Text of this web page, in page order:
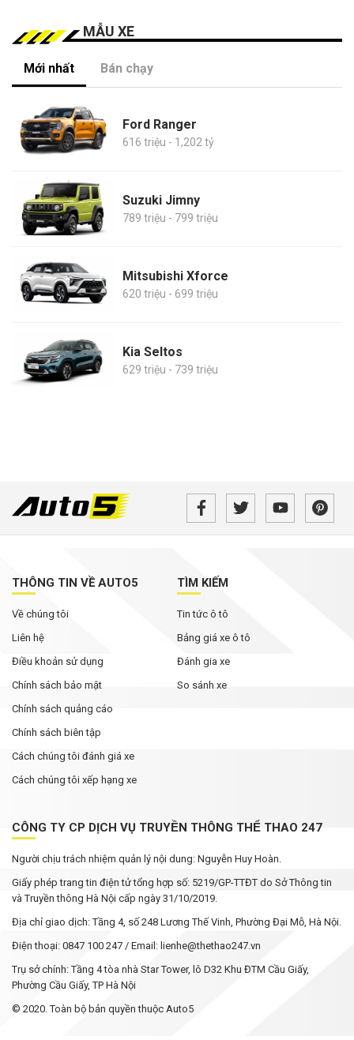
MẪU XE
Mới nhất Bán chạy
Ford Ranger
616 triệu - 1,202 tỷ
Suzuki Jimny
789 triệu - 799 triệu
Mitsubishi Xforce
620 triệu - 699 triệu
Kia Seltos
629 triệu - 739 triệu
THÔNG TIN VỀ AUTO5
Về chúng tôi
Liên hệ
Điều khoản sử dụng
Chính sách bảo mật
Chính sách quảng cáo
Chính sách biên tập
Cách chúng tôi đánh giá xe
Cách chúng tôi xếp hạng xe
TÌM KIẾM
Tin tức ô tô
Bảng giá xe ô tô
Đánh gia xe
So sánh xe
CÔNG TY CP DỊCH VỤ TRUYỀN THÔNG THỂ THAO 247
Người chịu trách nhiệm quản lý nội dung: Nguyễn Huy Hoàn.
Giấy phép trang tin điện tử tổng hợp số: 5219/GP-TTĐT do Sở Thông tin
và Truyền thông Hà Nội cấp ngày 31/10/2019.
Địa chỉ giao dịch: Tầng 4, số 248 Lương Thế Vinh, Phường Đại Mỗ, Hà Nội.
Điện thoại: 0847 100 247 / Email: lienhe@thethao247.vn
Trụ sở chính: Tầng 4 tòa nhà Star Tower, lô D32 Khu ĐTM Cầu Giấy,
Phường Cầu Giấy, TP Hà Nội
© 2020. Toàn bộ bản quyền thuộc Auto5